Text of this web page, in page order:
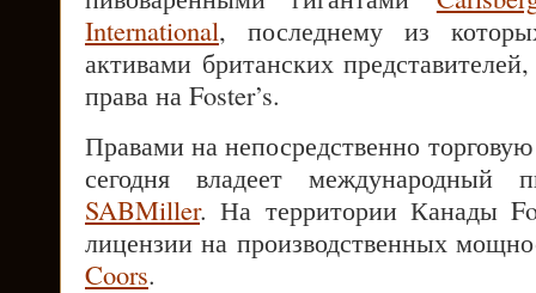
International, последнему из
активами британских
права на Foster’s.
Правами на непосредственно
сегодня владеет международный
SABMiller. На территории Канады
лицензии на производственных
Coors.